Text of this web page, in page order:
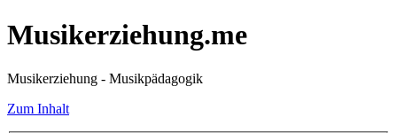
Musikerziehung.me
Musikerziehung - Musikpädagogik
Zum Inhalt